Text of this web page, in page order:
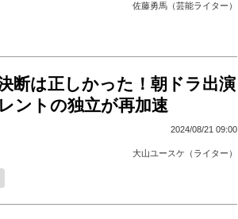
佐藤勇馬（芸能ライター）
断は正しかった！朝ドラ出演
ントの独立が再加速
2024/08/21 09:00
大山ユースケ（ライター）